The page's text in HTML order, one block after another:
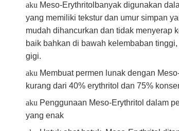
aku Meso-Erythritol banyak digunakan
yang memiliki tekstur dan umur simpan
mudah dihancurkan dan tidak menyerap
baik bahkan di bawah kelembaban
gigi.
aku Membuat permen lunak dengan
kurang dari 40% erythritol dan 75%
aku Penggunaan Meso-Erythritol dalam
yang enak